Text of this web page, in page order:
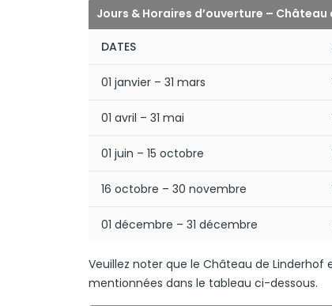
Jours & Horaires d’ouverture – Château
DATES
01 janvier – 31 mars
01 avril – 31 mai
01 juin – 15 octobre
16 octobre – 30 novembre
01 décembre – 31 décembre
Veuillez noter que le Château de
mentionnées dans le tableau ci-dessous.